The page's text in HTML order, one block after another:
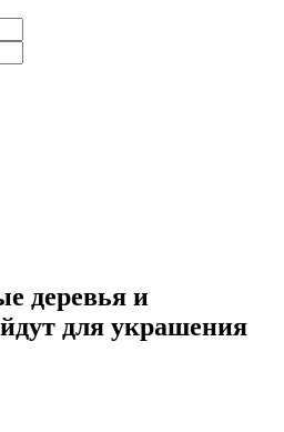
деревья и
для украшения